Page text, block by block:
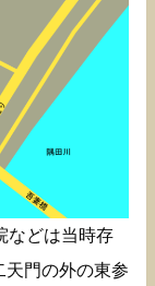
などは当時存
天門の外の東参